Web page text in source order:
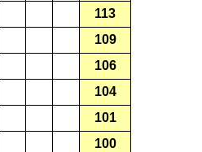
113
109
106
104
101
100